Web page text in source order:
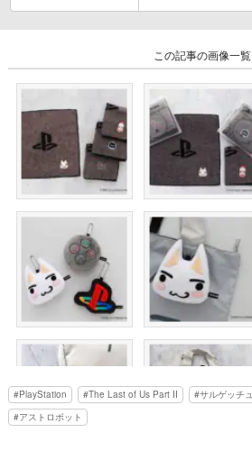
この記事の画像一覧
PlayStation The Last of Us Part II サルゲッチュ
アストロボット